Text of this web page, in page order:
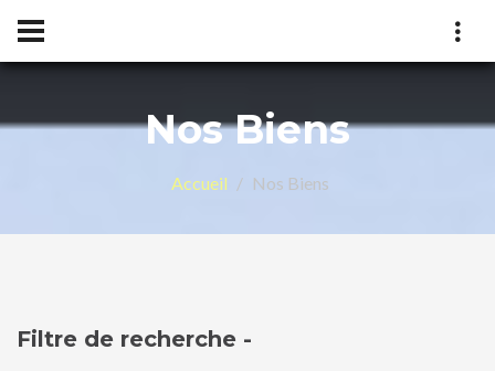
Nos Biens
Accueil Nos Biens
Filtre de recherche -